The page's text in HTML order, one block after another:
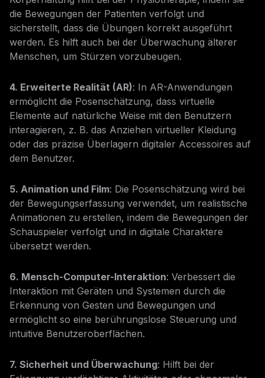
die Bewegungen der Patienten verfolgt und
sicherstellt, dass die Übungen korrekt ausgeführt
werden. Es hilft auch bei der Überwachung älterer
Menschen, um Stürzen vorzubeugen.
4. Erweiterte Realität (AR): In AR-Anwendungen
ermöglicht die Posenschätzung, dass virtuelle
Elemente auf natürliche Weise mit den Benutzern
interagieren, z. B. das Anziehen virtueller Kleidung
oder das präzise Überlagern digitaler Accessoires auf
dem Benutzer.
5. Animation und Film: Die Posenschätzung wird bei
der Bewegungserfassung verwendet, um realistische
Animationen zu erstellen, indem die Bewegungen der
Schauspieler verfolgt und in digitale Charaktere
übersetzt werden.
6. Mensch-Computer-Interaktion: Verbessert die
Interaktion mit Geräten und Systemen durch die
Erkennung von Gesten und Bewegungen und
ermöglicht so eine berührungslose Steuerung und
intuitive Benutzeroberflächen.
7. Sicherheit und Überwachung: Hilft bei der